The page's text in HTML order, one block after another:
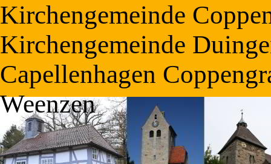
Kirchengemeinde
Kirchengemeinde
Capellenhagen
Weenzen